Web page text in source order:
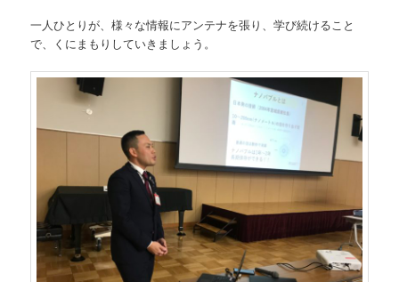
一人ひとりが、様々な情報にアンテナを張り、学び続けること
で、くにまもりしていきましょう。